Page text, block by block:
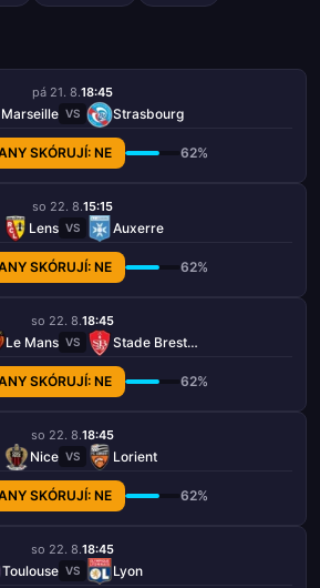
pá 21. 8.18:45
Marseille VS Strasbourg
SKÓRUJÍ: NE 62%
so 22. 8.15:15
Lens VS Auxerre
SKÓRUJÍ: NE 62%
so 22. 8.18:45
Le Mans VS Stade Brestois 29
SKÓRUJÍ: NE 62%
so 22. 8.18:45
Nice VS Lorient
SKÓRUJÍ: NE 62%
so 22. 8.18:45
Toulouse VS Lyon